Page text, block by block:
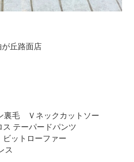
が丘路面店
裏毛 Ｖネックカットソー
テーパードパンツ
ビットローファー
ス